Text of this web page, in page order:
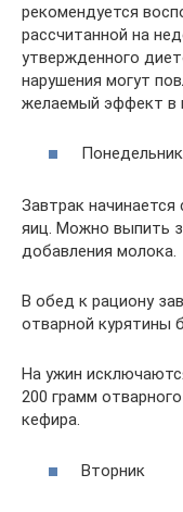
рекомендуется
рассчитанной на
утвержденного
нарушения могут
желаемый эффект в
Понедельник
Завтрак начинается
яиц. Можно выпить
добавления молока.
В обед к рациону
отварной курятины
На ужин
200 грамм
кефира.
Вторник